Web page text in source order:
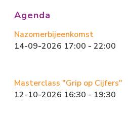
b
o
ok
d
o
Agenda
Nazomerbijeenkomst
14-09-2026 17:00 - 22:00
Masterclass "Grip op Cijfers"
12-10-2026 16:30 - 19:30